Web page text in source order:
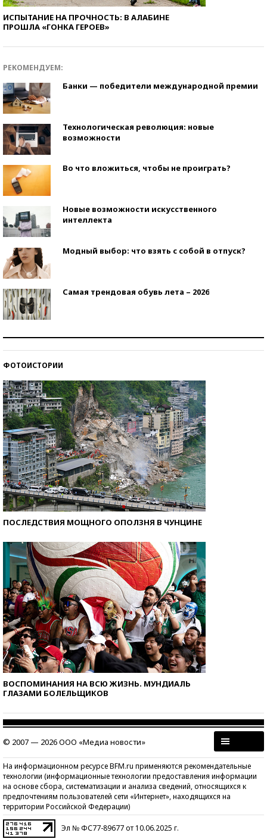
ИСПЫТАНИЕ НА ПРОЧНОСТЬ: В АЛАБИНЕ
ПРОШЛА «ГОНКА ГЕРОЕВ»
РЕКОМЕНДУЕМ:
Банки — победители международной премии
Технологическая революция: новые
возможности
Во что вложиться, чтобы не проиграть?
Новые возможности искусственного
интеллекта
Модный выбор: что взять с собой в отпуск?
Самая трендовая обувь лета – 2026
ФОТОИСТОРИИ
ПОСЛЕДСТВИЯ МОЩНОГО ОПОЛЗНЯ В ЧУНЦИНЕ
ВОСПОМИНАНИЯ НА ВСЮ ЖИЗНЬ. МУНДИАЛЬ
ГЛАЗАМИ БОЛЕЛЬЩИКОВ
© 2007 — 2026 ООО «Медиа новости»
На информационном ресурсе BFM.ru применяются рекомендательные
технологии (информационные технологии предоставления информации
на основе сбора, систематизации и анализа сведений, относящихся к
предпочтениям пользователей сети «Интернет», находящихся на
территории Российской Федерации)
Эл № ФС77-89677 от 10.06.2025 г.